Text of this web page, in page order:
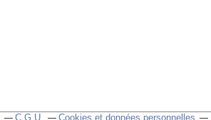
C.G.U. Cookies et données personnelles